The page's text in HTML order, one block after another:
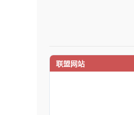
联盟网站